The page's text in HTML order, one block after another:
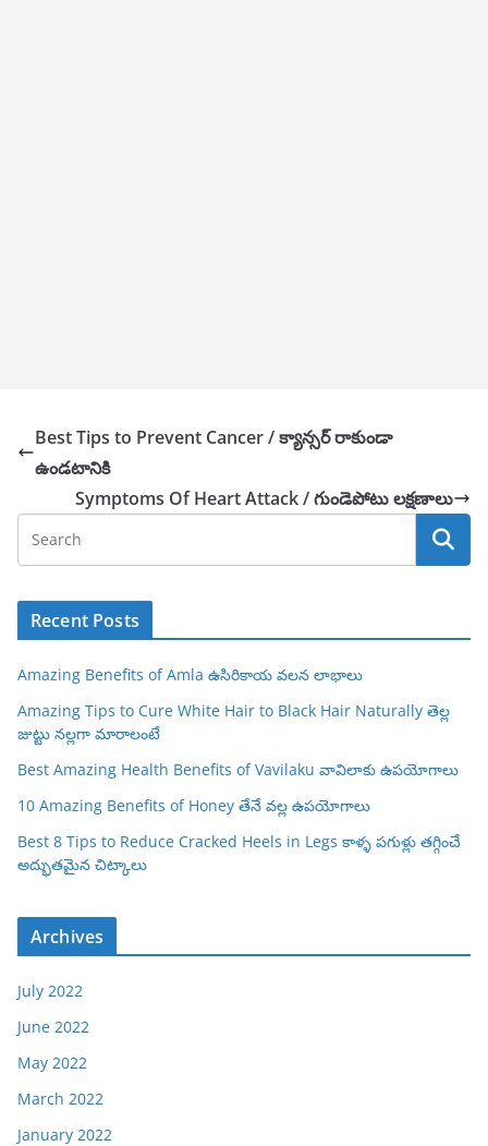
Best Tips to Prevent Cancer / క్యాన్సర్ రాకుండా
ఉండటానికి
Symptoms Of Heart Attack / గుండెపోటు లక్షణాలు
Recent Posts
Amazing Benefits of Amla ఉసిరికాయ వలన లాభాలు
Amazing Tips to Cure White Hair to Black Hair Naturally తెల్ల
జుట్టు నల్లగా మారాలంటే
Best Amazing Health Benefits of Vavilaku వావిలాకు ఉపయోగాలు
10 Amazing Benefits of Honey తేనే వల్ల ఉపయోగాలు
Best 8 Tips to Reduce Cracked Heels in Legs కాళ్ళ పగుళ్లు తగ్గించే
అద్భుతమైన చిట్కాలు
Archives
July 2022
June 2022
May 2022
March 2022
January 2022